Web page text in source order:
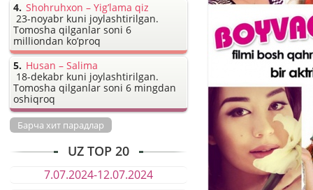
Shohruhxon – Yig’lama qiz
23-noyabr kuni joylashtirilgan.
Tomosha qilganlar soni 6
milliondan ko’proq
Husan – Salima
18-dekabr kuni joylashtirilgan.
Tomosha qilganlar soni 6 mingdan
oshiqroq
Барча хит парадлар
UZ TOP 20
7.07.2024-12.07.2024